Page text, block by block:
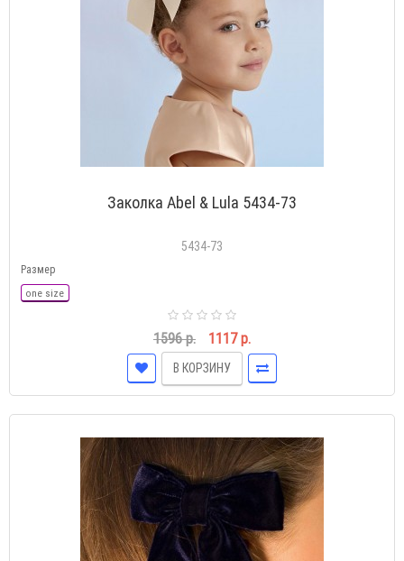
Заколка Abel & Lula 5434-73
5434-73
Размер
one size
1596 р. 1117 р.
В КОРЗИНУ